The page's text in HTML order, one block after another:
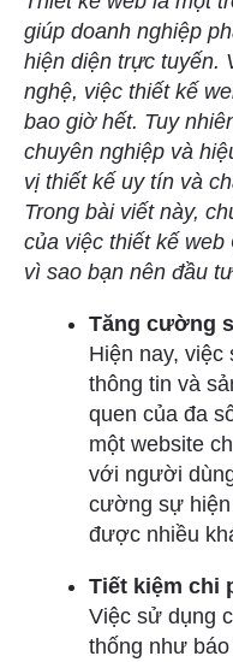
giúp doanh nghiệp
hiện diện trực tuyến.
nghệ, việc thiết kế
bao giờ hết. Tuy
chuyên nghiệp và
vị thiết kế uy tín và
Trong bài viết này,
của việc thiết kế web
vì sao bạn nên đầu
Tăng cường
Hiện nay, việc
thông tin và
quen của đa
một website
với người
cường sự
được nhiều
Tiết kiệm chi
Việc sử dụng
thống như